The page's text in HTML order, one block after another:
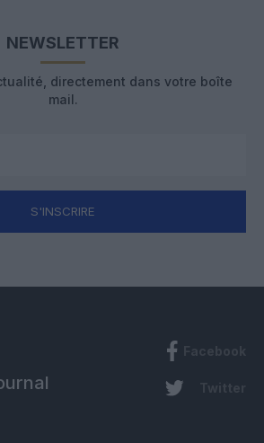
NEWSLETTER
directement dans votre boîte
mail.
S'INSCRIRE